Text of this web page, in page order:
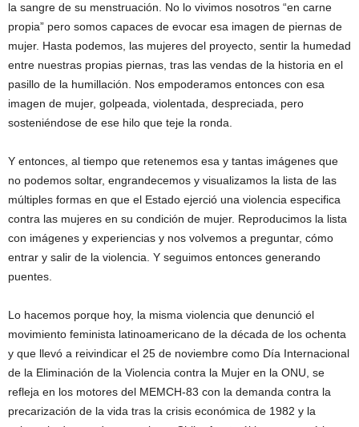
la sangre de su menstruación. No lo vivimos nosotros “en carne
propia” pero somos capaces de evocar esa imagen de piernas de
mujer. Hasta podemos, las mujeres del proyecto, sentir la humedad
entre nuestras propias piernas, tras las vendas de la historia en el
pasillo de la humillación. Nos empoderamos entonces con esa
imagen de mujer, golpeada, violentada, despreciada, pero
sosteniéndose de ese hilo que teje la ronda.
Y entonces, al tiempo que retenemos esa y tantas imágenes que
no podemos soltar, engrandecemos y visualizamos la lista de las
múltiples formas en que el Estado ejerció una violencia especifica
contra las mujeres en su condición de mujer. Reproducimos la lista
con imágenes y experiencias y nos volvemos a preguntar, cómo
entrar y salir de la violencia. Y seguimos entonces generando
puentes.
Lo hacemos porque hoy, la misma violencia que denunció el
movimiento feminista latinoamericano de la década de los ochenta
y que llevó a reivindicar el 25 de noviembre como Día Internacional
de la Eliminación de la Violencia contra la Mujer en la ONU, se
refleja en los motores del MEMCH-83 con la demanda contra la
precarización de la vida tras la crisis económica de 1982 y la